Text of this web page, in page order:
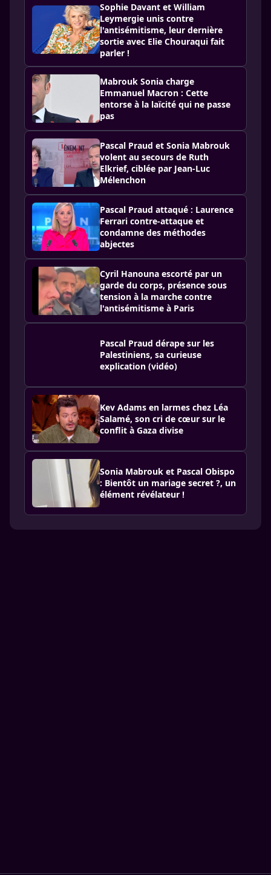
Sophie Davant et William
Leymergie unis contre
l'antisémitisme, leur dernière
sortie avec Elie Chouraqui fait
parler !
Mabrouk Sonia charge
Emmanuel Macron : Cette
entorse à la laïcité qui ne passe
pas
Pascal Praud et Sonia Mabrouk
volent au secours de Ruth
Elkrief, ciblée par Jean-Luc
Mélenchon
Pascal Praud attaqué : Laurence
Ferrari contre-attaque et
condamne des méthodes
abjectes
Cyril Hanouna escorté par un
garde du corps, présence sous
tension à la marche contre
l'antisémitisme à Paris
Pascal Praud dérape sur les
Palestiniens, sa curieuse
explication (vidéo)
Kev Adams en larmes chez Léa
Salamé, son cri de cœur sur le
conflit à Gaza divise
Sonia Mabrouk et Pascal Obispo
: Bientôt un mariage secret ?, un
élément révélateur !